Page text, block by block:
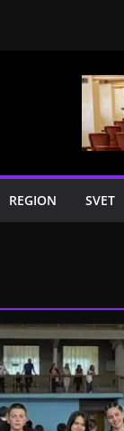
REGION SVET